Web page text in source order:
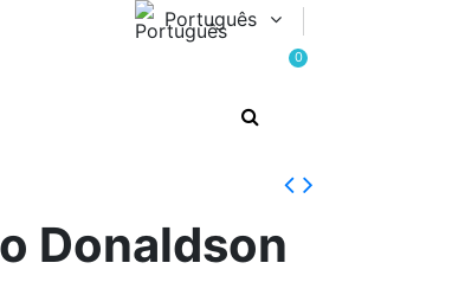
Português
0
Donaldson